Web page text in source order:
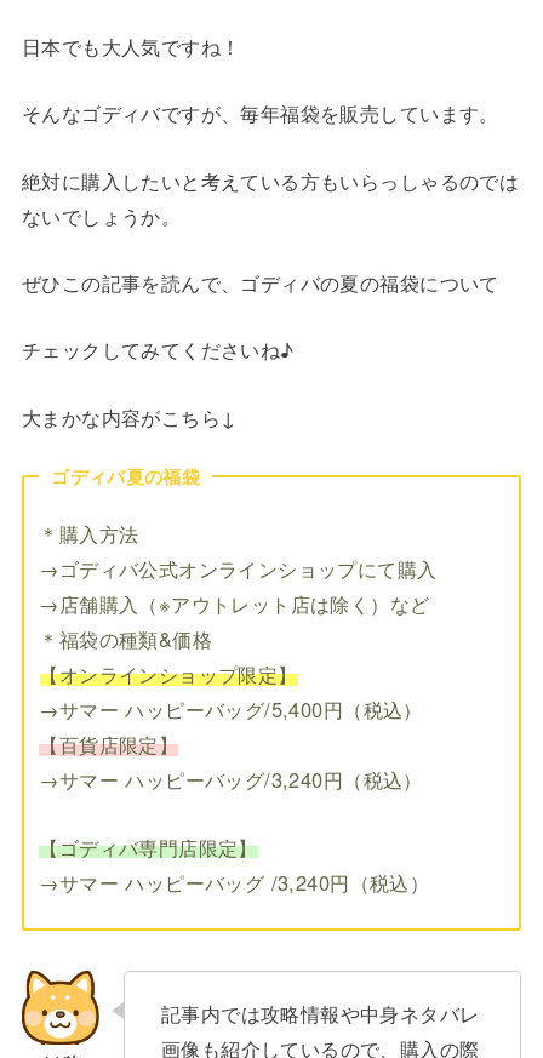
日本でも大人気ですね！
そんなゴディバですが、毎年福袋を販売しています。
絶対に購入したいと考えている方もいらっしゃるのでは
ないでしょうか。
ぜひこの記事を読んで、ゴディバの夏の福袋について
チェックしてみてくださいね♪
大まかな内容がこちら↓
ゴディバ夏の福袋
＊購入方法
→ゴディバ公式オンラインショップにて購入
→店舗購入（※アウトレット店は除く）など
＊福袋の種類&価格
【オンラインショップ限定】
→サマー ハッピーバッグ/5,400円（税込）
【百貨店限定】
→サマー ハッピーバッグ/3,240円（税込）
【ゴディバ専門店限定】
→サマー ハッピーバッグ /3,240円（税込）
記事内では攻略情報や中身ネタバレ
画像も紹介しているので、購入の際